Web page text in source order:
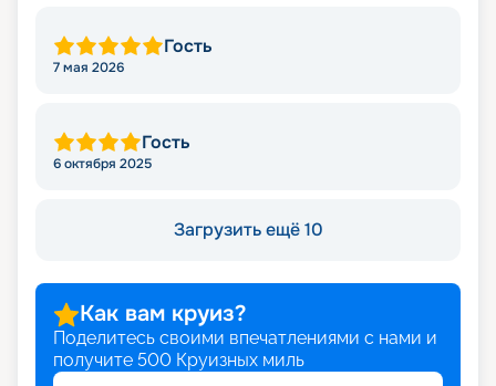
Гость
7 мая 2026
Гость
6 октября 2025
Загрузить ещё 10
Как вам круиз?
Поделитесь своими впечатлениями с нами и
получите 500 Круизных миль